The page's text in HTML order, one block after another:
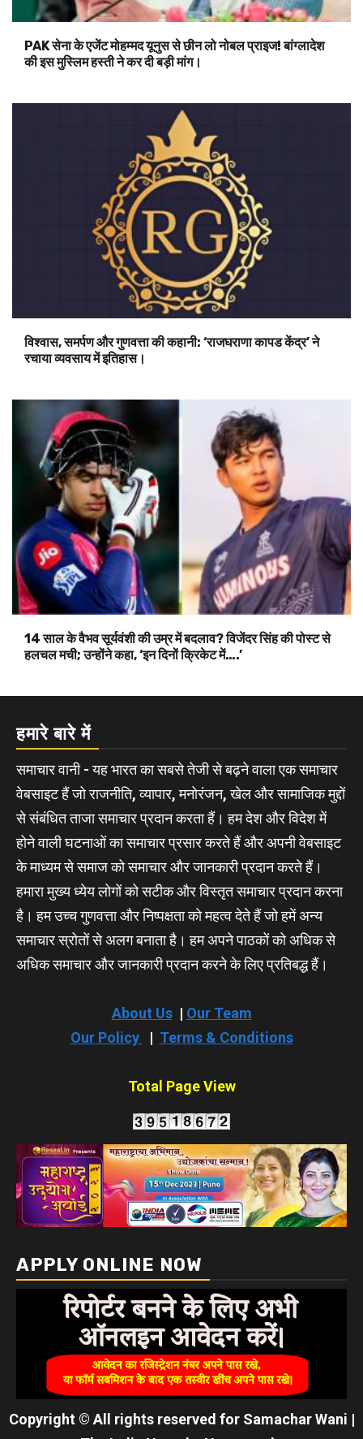
PAK सेना के एजेंट मोहम्मद यूनुस से छीन लो नोबल प्राइज! बांग्लादेश
की इस मुस्लिम हस्ती ने कर दी बड़ी मांग।
विश्वास, समर्पण और गुणवत्ता की कहानी: ‘राजघराणा कापड केंद्र’ ने
रचाया व्यवसाय में इतिहास।
14 साल के वैभव सूर्यवंशी की उम्र में बदलाव? विजेंदर सिंह की पोस्ट से
हलचल मची; उन्होंने कहा, ‘इन दिनों क्रिकेट में….’
हमारे बारे में
समाचार वानी - यह भारत का सबसे तेजी से बढ़ने वाला एक समाचार
वेबसाइट हैं जो राजनीति, व्यापार, मनोरंजन, खेल और सामाजिक मुद्दों
से संबंधित ताजा समाचार प्रदान करता हैं। हम देश और विदेश में
होने वाली घटनाओं का समाचार प्रसार करते हैं और अपनी वेबसाइट
के माध्यम से समाज को समाचार और जानकारी प्रदान करते हैं।
हमारा मुख्य ध्येय लोगों को सटीक और विस्तृत समाचार प्रदान करना
है। हम उच्च गुणवत्ता और निष्पक्षता को महत्व देते हैं जो हमें अन्य
समाचार स्रोतों से अलग बनाता है। हम अपने पाठकों को अधिक से
अधिक समाचार और जानकारी प्रदान करने के लिए प्रतिबद्ध हैं।
About Us| Our Team
Our Policy
| Terms & Conditions
Total Page View
APPLY ONLINE NOW
Copyright © All rights reserved for Samachar Wani |